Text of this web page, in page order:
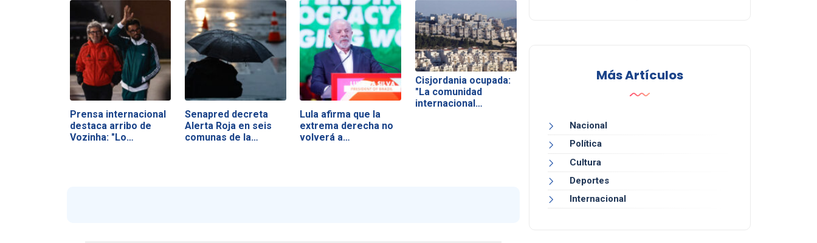
Prensa internacional
destaca arribo de
Vozinha: "Lo…
Senapred decreta
Alerta Roja en seis
comunas de la…
Lula afirma que la
extrema derecha no
volverá a…
Cisjordania ocupada:
"La comunidad
internacional…
Más Artículos
Nacional
Política
Cultura
Deportes
Internacional